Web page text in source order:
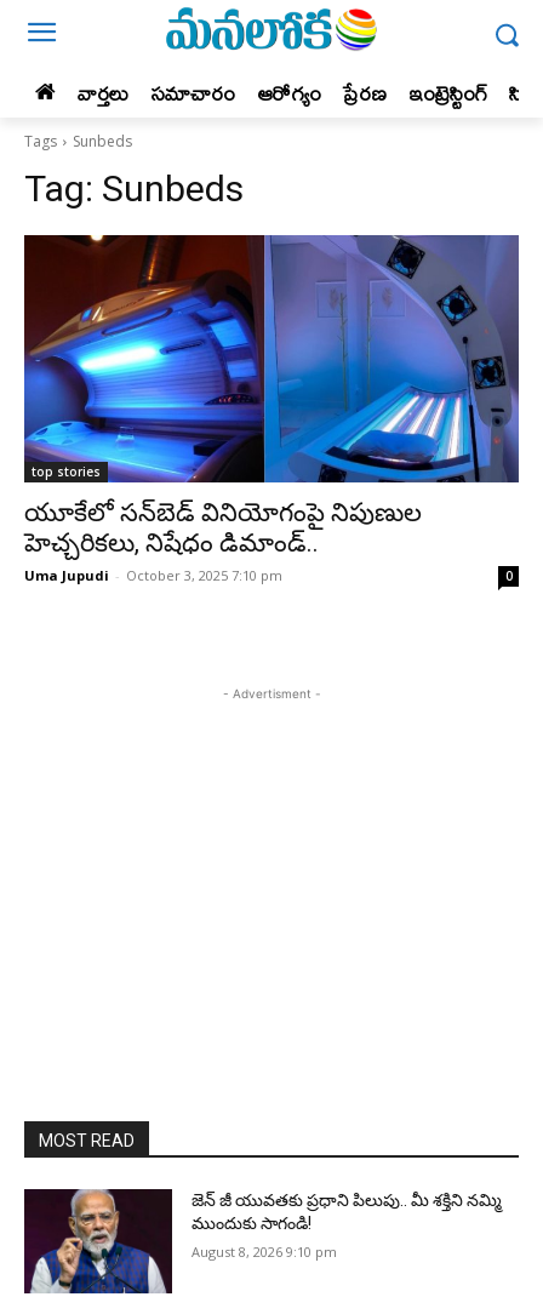
వార్తలు సమాచారం ఆరోగ్యం ప్రేర‌ణ‌ ఇంట్రెస్టింగ్‌
Tags Sunbeds
Tag: Sunbeds
top stories
యూకేలో సన్‌బెడ్ వినియోగంపై నిపుణుల
హెచ్చరికలు, నిషేధం డిమాండ్..
Uma Jupudi - October 3, 2025 7:10 pm 0
- Advertisment -
MOST READ
జెన్‌ జీ యువతకు ప్రధాని పిలుపు.. మీ శక్తిని నమ్మి
ముందుకు సాగండి!
August 8, 2026 9:10 pm